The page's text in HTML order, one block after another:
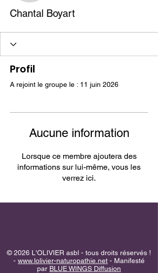
Chantal Boyart
Profil
A rejoint le groupe le : 11 juin 2026
Aucune information
Lorsque ce membre ajoutera des
informations sur lui-même, vous les
verrez ici.
© 2026 L'OLIVIER asbl - tous droits réservés !
- www.lolivier-naturopathie.net - Manifesté
par BLUE WINGS Diffusion